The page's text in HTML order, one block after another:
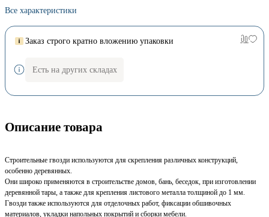
Все характеристики
Заказ строго кратно вложению упаковки
Есть на других складах
Описание товара
Строительные гвозди используются для скрепления различных конструкций,
особенно деревянных.
Они широко применяются в строительстве домов, бань, беседок, при изготовлении
деревянной тары, а также для крепления листового металла толщиной до 1 мм.
Гвозди также используются для отделочных работ, фиксации обшивочных
материалов, укладки напольных покрытий и сборки мебели.